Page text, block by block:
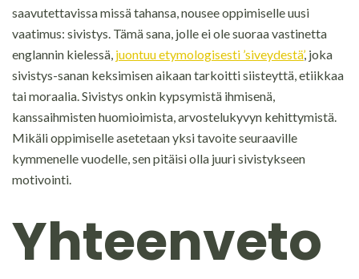
saavutettavissa missä tahansa, nousee oppimiselle uusi
vaatimus: sivistys. Tämä sana, jolle ei ole suoraa vastinetta
englannin kielessä, juontuu etymologisesti ’siveydestä’, joka
sivistys-sanan keksimisen aikaan tarkoitti siisteyttä, etiikkaa
tai moraalia. Sivistys onkin kypsymistä ihmisenä,
kanssaihmisten huomioimista, arvostelukyvyn kehittymistä.
Mikäli oppimiselle asetetaan yksi tavoite seuraaville
kymmenelle vuodelle, sen pitäisi olla juuri sivistykseen
motivointi.
Yhteenveto